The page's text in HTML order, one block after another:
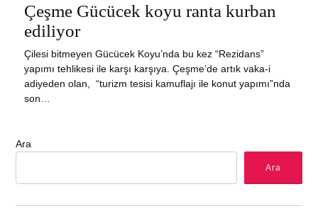
Çeşme Gücücek koyu ranta kurban
ediliyor
Çilesi bitmeyen Gücücek Koyu’nda bu kez “Rezidans”
yapımı tehlikesi ile karşı karşıya. Çeşme’de artık vaka-i
adiyeden olan, “turizm tesisi kamuflajı ile konut yapımı”nda
son…
Ara
Ara